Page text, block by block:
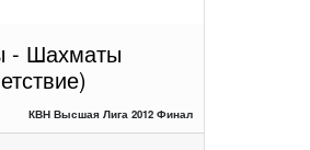
- Шахматы
КВН Высшая Лига 2012 Финал